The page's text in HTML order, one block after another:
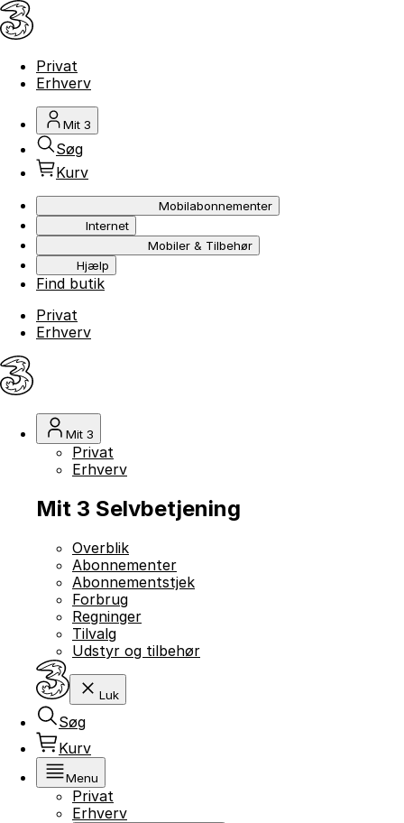
Privat
Erhverv
Mit 3
Søg
Kurv
Mobilabonnementer
Internet
Mobiler & Tilbehør
Hjælp
Find butik
Privat
Erhverv
Mit 3
Privat
Erhverv
Mit 3 Selvbetjening
Overblik
Abonnementer
Abonnementstjek
Forbrug
Regninger
Tilvalg
Udstyr og tilbehør
Luk
Søg
Kurv
Menu
Privat
Erhverv